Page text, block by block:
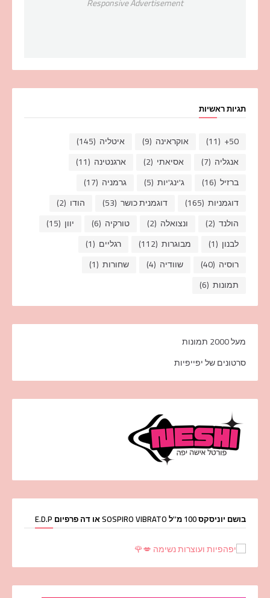
Responsive Advertisement
תגיות ראשיות
50+
(11) אוקראינה (9) איטליה (145)
אנגליה (7) אסיאתי (2) ארגנטינה (11)
ברזיל (16) ג'ינג'יות (5) גרמניה (17)
דוגמניות (165) דוגמנית כושר (53) הודו (2)
הולנד (2) ונצואלה (2) טורקיה (6) יוון (15)
לבנון (1) מבוגרות (112) רגליים (1)
רוסיה (40) שוודיה (4) שחורות (1)
תמונות (6)
מעל 2000 תמונות
סרטונים של יפייפיות
בושם יוניסקס 100 מ''ל SOSPIRO VIBRATO או דה פרפיום E.D.P